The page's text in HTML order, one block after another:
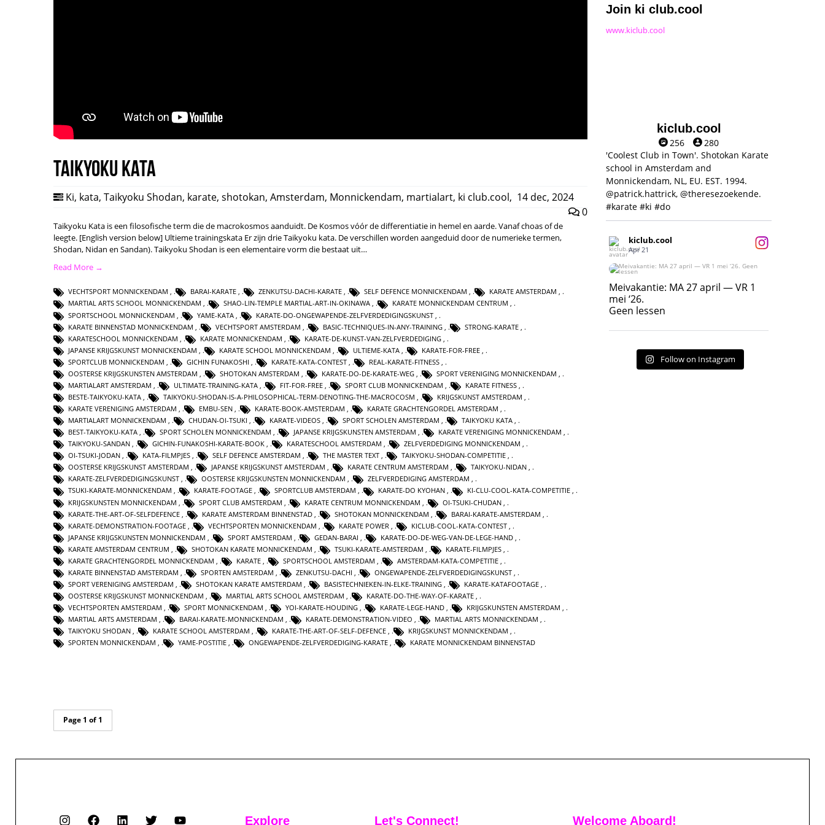
Taikyoku Kata
Ki, kata, Taikyoku Shodan, karate, shotokan, Amsterdam, Monnickendam, martialart, ki club.cool, 14 dec, 2024
0
Taikyoku Kata is een filosofische term die de macrokosmos aanduidt. De Kosmos vóór de differentiatie in hemel en aarde. Vanaf choas of de
leegte. [English version below] Ultieme trainingskata Er zijn drie Taikyoku kata. De verschillen worden aangeduid door de numerieke termen,
Shodan, Nidan en Sandan). Taikyoku Shodan is een elementaire vorm die bestaat uit…
Read More →
VECHTSPORT MONNICKENDAM , BARAI-KARATE , ZENKUTSU-DACHI-KARATE , SELF DEFENCE MONNICKENDAM , KARATE AMSTERDAM ,
MARTIAL ARTS SCHOOL MONNICKENDAM , SHAO-LIN-TEMPLE MARTIAL-ART-IN-OKINAWA , KARATE MONNICKENDAM CENTRUM ,
SPORTSCHOOL MONNICKENDAM
YAME-KATA KARATE-DO-ONGEWAPENDE-ZELFVERDEDIGINGSKUNST
KARATE BINNENSTAD MONNICKENDAM
VECHTSPORT AMSTERDAM BASIC-TECHNIQUES-IN-ANY-TRAINING STRONG-KARATE
KARATESCHOOL MONNICKENDAM
KARATE MONNICKENDAM KARATE-DE-KUNST-VAN-ZELFVERDEDIGING
JAPANSE KRIJGSKUNST MONNICKENDAM
KARATE SCHOOL MONNICKENDAM ULTIEME-KATA KARATE-FOR-FREE
SPORTCLUB MONNICKENDAM
GICHIN FUNAKOSHI KARATE-KATA-CONTEST REAL-KARATE-FITNESS
OOSTERSE KRIJGSKUNSTEN AMSTERDAM
SHOTOKAN AMSTERDAM KARATE-DO-DE-KARATE-WEG SPORT VERENIGING MONNICKENDAM
MARTIALART AMSTERDAM
ULTIMATE-TRAINING-KATA FIT-FOR-FREE SPORT CLUB MONNICKENDAM KARATE FITNESS
BESTE-TAIKYOKU-KATA
TAIKYOKU-SHODAN-IS-A-PHILOSOPHICAL-TERM-DENOTING-THE-MACROCOSM KRIJGSKUNST AMSTERDAM
KARATE VERENIGING AMSTERDAM , EMBU-SEN , KARATE-BOOK-AMSTERDAM , KARATE GRACHTENGORDEL AMSTERDAM ,
MARTIALART MONNICKENDAM , CHUDAN-OI-TSUKI , KARATE-VIDEOS , SPORT SCHOLEN AMSTERDAM , TAIKYOKU KATA ,
BEST-TAIKYOKU-KATA , SPORT SCHOLEN MONNICKENDAM , JAPANSE KRIJGSKUNSTEN AMSTERDAM , KARATE VERENIGING MONNICKENDAM ,
TAIKYOKU-SANDAN , GICHIN-FUNAKOSHI-KARATE-BOOK , KARATESCHOOL AMSTERDAM , ZELFVERDEDIGING MONNICKENDAM ,
OI-TSUKI-JODAN , KATA-FILMPJES , SELF DEFENCE AMSTERDAM , THE MASTER TEXT , TAIKYOKU-SHODAN-COMPETITIE ,
OOSTERSE KRIJGSKUNST AMSTERDAM , JAPANSE KRIJGSKUNST AMSTERDAM , KARATE CENTRUM AMSTERDAM , TAIKYOKU-NIDAN ,
KARATE-ZELFVERDEDIGINGSKUNST , OOSTERSE KRIJGSKUNSTEN MONNICKENDAM , ZELFVERDEDIGING AMSTERDAM ,
TSUKI-KARATE-MONNICKENDAM , KARATE-FOOTAGE , SPORTCLUB AMSTERDAM , KARATE-DO KYOHAN , KI-CLU-COOL-KATA-COMPETITIE ,
KRIJGSKUNSTEN MONNICKENDAM
SPORT CLUB AMSTERDAM KARATE CENTRUM MONNICKENDAM OI-TSUKI-CHUDAN
KARATE-THE-ART-OF-SELFDEFENCE
KARATE AMSTERDAM BINNENSTAD SHOTOKAN MONNICKENDAM BARAI-KARATE-AMSTERDAM
KARATE-DEMONSTRATION-FOOTAGE
VECHTSPORTEN MONNICKENDAM KARATE POWER KICLUB-COOL-KATA-CONTEST
JAPANSE KRIJGSKUNSTEN MONNICKENDAM
SPORT AMSTERDAM GEDAN-BARAI KARATE-DO-DE-WEG-VAN-DE-LEGE-HAND
KARATE AMSTERDAM CENTRUM
SHOTOKAN KARATE MONNICKENDAM TSUKI-KARATE-AMSTERDAM KARATE-FILMPJES
KARATE GRACHTENGORDEL MONNICKENDAM
KARATE SPORTSCHOOL AMSTERDAM AMSTERDAM-KATA-COMPETITIE
KARATE BINNENSTAD AMSTERDAM
SPORTEN AMSTERDAM ZENKUTSU-DACHI ONGEWAPENDE-ZELFVERDEDIGINGSKUNST
SPORT VERENIGING AMSTERDAM
SHOTOKAN KARATE AMSTERDAM BASISTECHNIEKEN-IN-ELKE-TRAINING KARATE-KATAFOOTAGE
OOSTERSE KRIJGSKUNST MONNICKENDAM , MARTIAL ARTS SCHOOL AMSTERDAM , KARATE-DO-THE-WAY-OF-KARATE ,
VECHTSPORTEN AMSTERDAM , SPORT MONNICKENDAM , YOI-KARATE-HOUDING , KARATE-LEGE-HAND , KRIJGSKUNSTEN AMSTERDAM ,
MARTIAL ARTS AMSTERDAM , BARAI-KARATE-MONNICKENDAM , KARATE-DEMONSTRATION-VIDEO , MARTIAL ARTS MONNICKENDAM ,
TAIKYOKU SHODAN , KARATE SCHOOL AMSTERDAM , KARATE-THE-ART-OF-SELF-DEFENCE , KRIJGSKUNST MONNICKENDAM ,
SPORTEN MONNICKENDAM , YAME-POSTITIE , ONGEWAPENDE-ZELFVERDEDIGING-KARATE , KARATE MONNICKENDAM BINNENSTAD
Page 1 of 1
Join ki club.cool
www.kiclub.cool
kiclub.cool
256
280
'Coolest Club in Town'. Shotokan Karate
school in Amsterdam and
Monnickendam, NL, EU. EST. 1994.
@patrick.hattrick, @theresezoekende.
#karate #ki #do
kiclub.cool
Apr 21
Meivakantie: MA 27 april — VR 1 mei ‘26.
Geen lessen
17
Meivakantie: MA 27 april — VR 1
mei ‘26.
Geen lessen
Follow on Instagram
Explore Let's Connect! Welcome Aboard!